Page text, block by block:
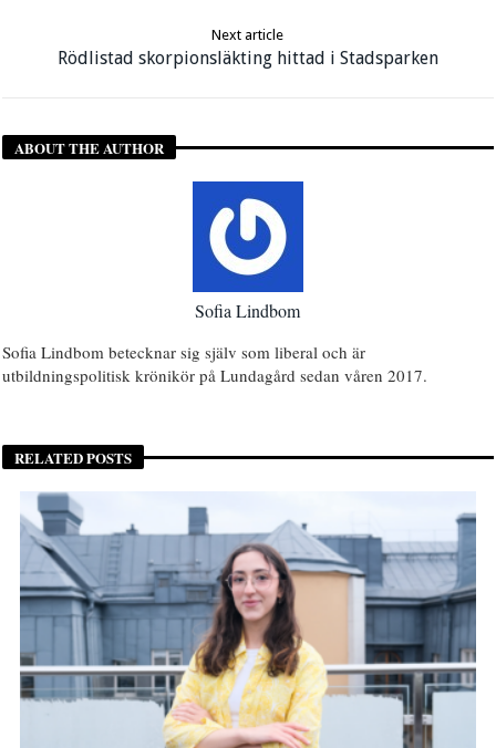
Next article
Rödlistad skorpionsläkting hittad i Stadsparken
ABOUT THE AUTHOR
Sofia Lindbom
Sofia Lindbom betecknar sig själv som liberal och är
utbildningspolitisk krönikör på Lundagård sedan våren 2017.
RELATED POSTS